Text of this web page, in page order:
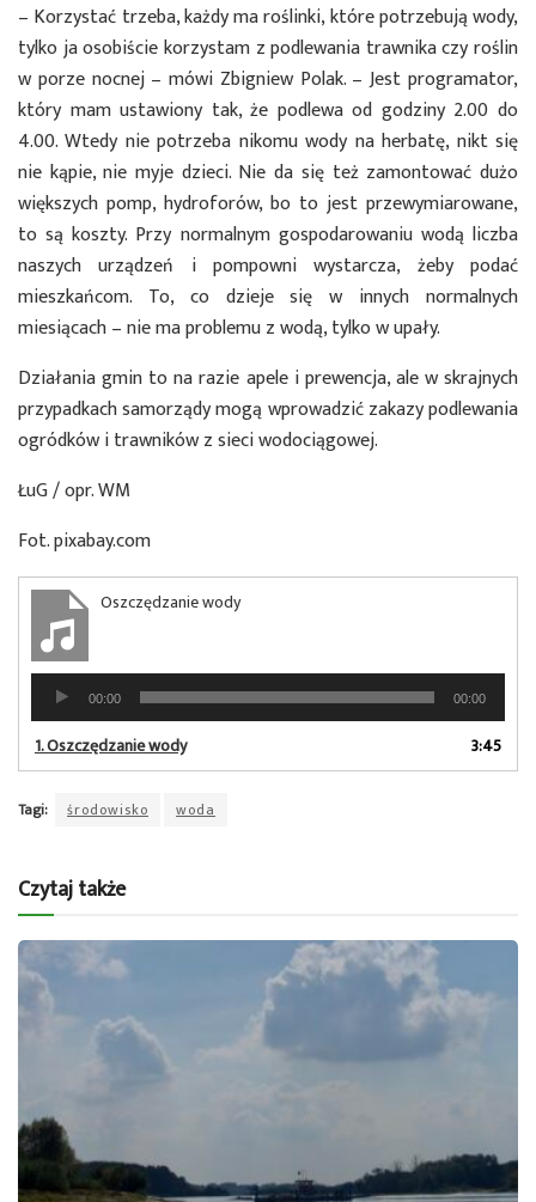
– Korzystać trzeba, każdy ma roślinki, które potrzebują wody,
tylko ja osobiście korzystam z podlewania trawnika czy roślin
w porze nocnej – mówi Zbigniew Polak. – Jest programator,
który mam ustawiony tak, że podlewa od godziny 2.00 do
4.00. Wtedy nie potrzeba nikomu wody na herbatę, nikt się
nie kąpie, nie myje dzieci. Nie da się też zamontować dużo
większych pomp, hydroforów, bo to jest przewymiarowane,
to są koszty. Przy normalnym gospodarowaniu wodą liczba
naszych urządzeń i pompowni wystarcza, żeby podać
mieszkańcom. To, co dzieje się w innych normalnych
miesiącach – nie ma problemu z wodą, tylko w upały.
Działania gmin to na razie apele i prewencja, ale w skrajnych
przypadkach samorządy mogą wprowadzić zakazy podlewania
ogródków i trawników z sieci wodociągowej.
ŁuG / opr. WM
Fot. pixabay.com
Oszczędzanie wody
Odtwarzacz
plików
dźwiękowych
00:00 00:00
1.Oszczędzanie wody 3:45
Tagi: środowisko woda
Czytaj także